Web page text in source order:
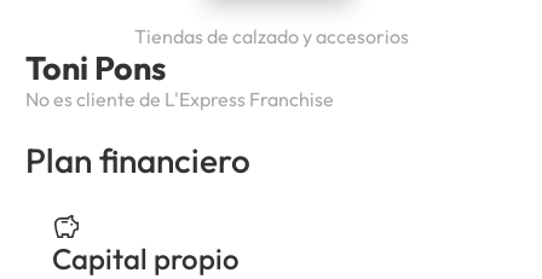
Toni Pons
No es cliente de L'Express Franchise
Tiendas de calzado y accesorios
Plan financiero
Capital propio